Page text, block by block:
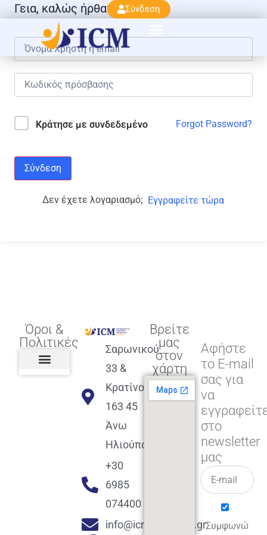
Σύνδεση
Γεια, καλώς ήρθατε πάλι!
Κράτησε με συνδεδεμένο Forgot Password?
Σύνδεση
Δεν έχετε λογαριασμό; Εγγραφείτε τώρα
Όροι &
Πολιτικές
Σαρωνικού
33 &
Κρατίνου
163 45
Άνω
Ηλιούπολη
+30
6985
074400
info@icmacademy.gr
Βρείτε
μας
στον
χάρτη
Αφήστε
το E-mail
σας για
να
στο
newsletter
μας
Συμφωνώ